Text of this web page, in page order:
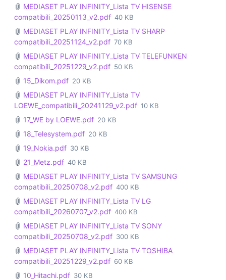
MEDIASET PLAY INFINITY_Lista TV HISENSE
compatibili_20250113_v2.pdf 40 KB
MEDIASET PLAY INFINITY_Lista TV SHARP
compatibili_20251124_v2.pdf 70 KB
MEDIASET PLAY INFINITY_Lista TV TELEFUNKEN
compatibili_20251229_v2.pdf 50 KB
15_Dikom.pdf 20 KB
MEDIASET PLAY INFINITY_Lista TV
LOEWE_compatibili_20241129_v2.pdf 10 KB
17_WE by LOEWE.pdf 20 KB
18_Telesystem.pdf 20 KB
19_Nokia.pdf 30 KB
21_Metz.pdf 40 KB
MEDIASET PLAY INFINITY_Lista TV SAMSUNG
compatibili_20250708_v2.pdf 400 KB
MEDIASET PLAY INFINITY_Lista TV LG
compatibili_20260707_v2.pdf 400 KB
MEDIASET PLAY INFINITY_Lista TV SONY
compatibili_20250708_v2.pdf 300 KB
MEDIASET PLAY INFINITY_Lista TV TOSHIBA
compatibili_20251229_v2.pdf 60 KB
10_Hitachi.pdf 30 KB